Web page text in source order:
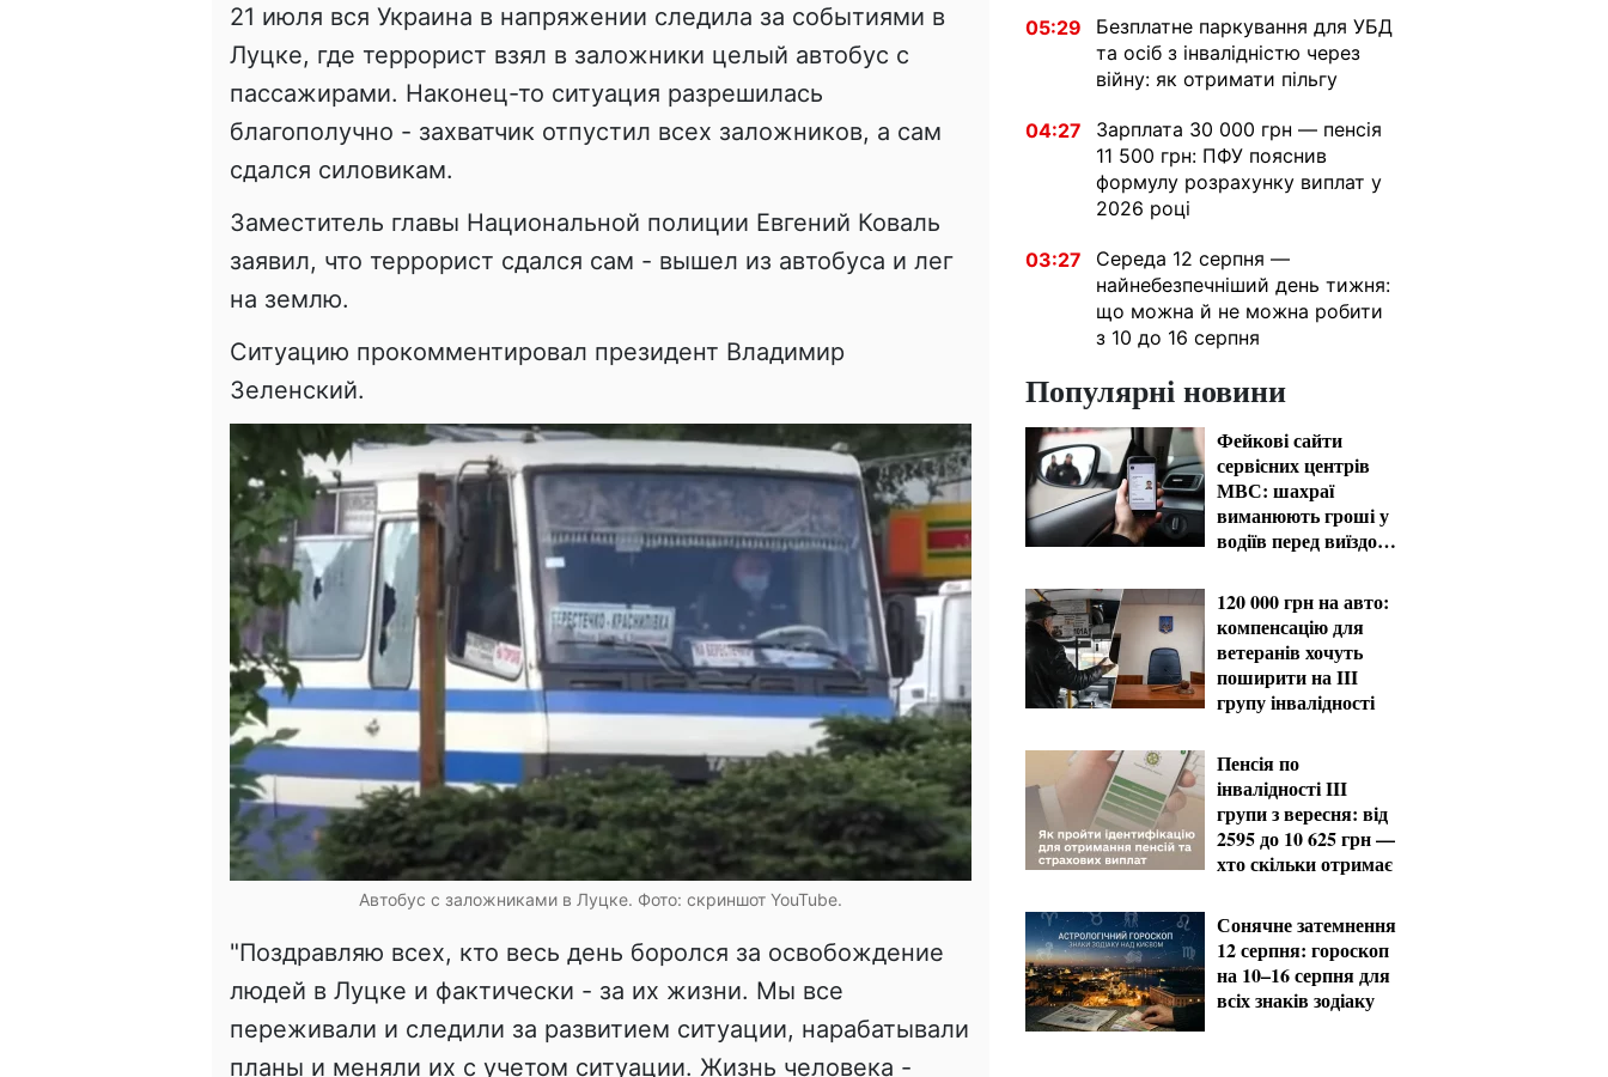
21 июля вся Украина в напряжении следила за событиями в
Луцке, где террорист взял в заложники целый автобус с
пассажирами. Наконец-то ситуация разрешилась
благополучно - захватчик отпустил всех заложников, а сам
сдался силовикам.
Заместитель главы Национальной полиции Евгений Коваль
заявил, что террорист сдался сам - вышел из автобуса и лег
на землю.
Ситуацию прокомментировал президент Владимир
Зеленский.
Автобус с заложниками в Луцке. Фото: скриншот YouTube.
"Поздравляю всех, кто весь день боролся за освобождение
людей в Луцке и фактически - за их жизни. Мы все
переживали и следили за развитием ситуации, нарабатывали
планы и меняли их с учетом ситуации. Жизнь человека -
05:29
Безплатне паркування для УБД
та осіб з інвалідністю через
війну: як отримати пільгу
04:27
Зарплата 30 000 грн — пенсія
11 500 грн: ПФУ пояснив
формулу розрахунку виплат у
2026 році
03:27
Середа 12 серпня —
найнебезпечніший день тижня:
що можна й не можна робити
з 10 до 16 серпня
Популярні новини
Фейкові сайти
сервісних центрів
МВС: шахраї
виманюють гроші у
водіїв перед виїздом
120 000 грн на авто:
компенсацію для
ветеранів хочуть
поширити на III
групу інвалідності
Пенсія по
інвалідності III
групи з вересня: від
2595 до 10 625 грн —
хто скільки отримає
Сонячне затемнення
12 серпня: гороскоп
на 10–16 серпня для
всіх знаків зодіаку